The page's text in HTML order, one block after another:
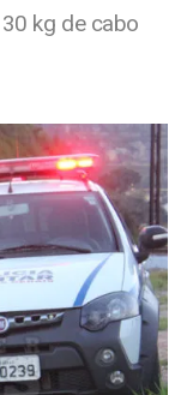
kg de cabo